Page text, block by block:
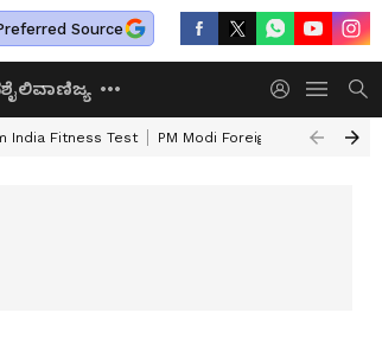
Source
ವಾಣಿಜ್ಯ
India Fitness Test PM Modi Foreign Travel